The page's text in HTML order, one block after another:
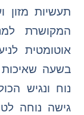
תעשיות מזון
המקושרת
אוטומטית
בשעה שאיכות
נוח ונגיש
גישה נוחה